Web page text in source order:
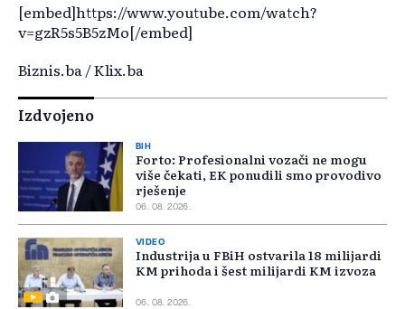
[embed]https://www.youtube.com/watch?
v=gzR5s5B5zMo[/embed]
Biznis.ba / Klix.ba
Izdvojeno
BIH
Forto: Profesionalni vozači ne mogu
više čekati, EK ponudili smo provodivo
rješenje
06. 08. 2026.
VIDEO
Industrija u FBiH ostvarila 18 milijardi
KM prihoda i šest milijardi KM izvoza
06. 08. 2026.